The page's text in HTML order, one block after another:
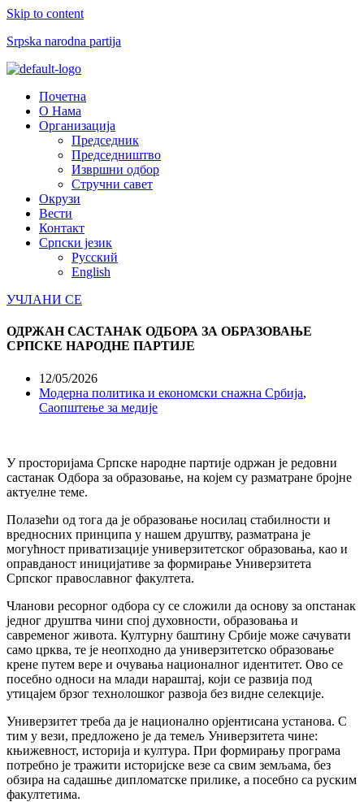
Skip to content
Srpska narodna partija
Menu
Почетна
О Нама
Организација
Председник
Председништво
Извршни одбор
Стручни савет
Окрузи
Вести
Контакт
Српски језик
Русский
English
УЧЛАНИ СЕ
ОДРЖАН САСТАНАК ОДБОРА ЗА ОБРАЗОВАЊЕ
СРПСКЕ НАРОДНЕ ПАРТИЈЕ
12/05/2026
Модерна политика и економски снажна Србија,
Саопштење за медије
У просторијама Српске народне партије одржан је редовни
састанак Одбора за образовање, на којем су разматране бројне
актуелне теме.
Полазећи од тога да је образовање носилац стабилности и
вредносних принципа у нашем друштву, разматрана је
могућност приватизације универзитетског образовања, као и
оправданост иницијативе за формирање Универзитета
Српског православног факултета.
Чланови ресорног одбора су се сложили да основу за опстанак
једног друштва чини спој духовности, образовања и
савременог живота. Културну баштину Србије може сачувати
само црква, те је неопходно да универзитетско образовање
крене путем вере и очувања националног идентитет. Ово се
посебно односи на млади нараштај, који се развија под
утицајем брзог технолошког развоја без видне селекције.
Универзитет треба да је национално орјентисана установа. С
тим у вези, предложено је да темељ Универзитета чине:
књижевност, историја и култура. При формирању програма
потребно је тражити историјске везе са свим земљама, без
обзира на садашње дипломатске прилике, а посебно са руским
факултетима.